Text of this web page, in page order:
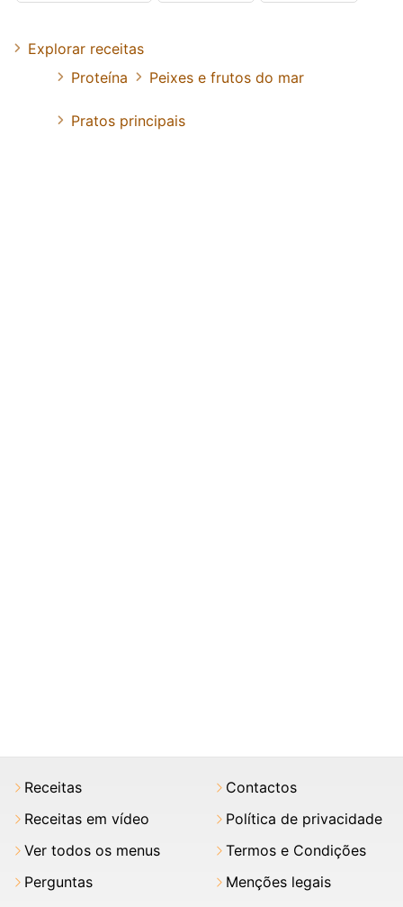
Explorar receitas
Proteína
Peixes e frutos do mar
Pratos principais
Receitas
Receitas em vídeo
Ver todos os menus
Perguntas
Contactos
Política de privacidade
Termos e Condições
Menções legais